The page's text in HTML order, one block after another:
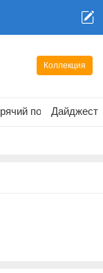
Коллекция
постДайджест